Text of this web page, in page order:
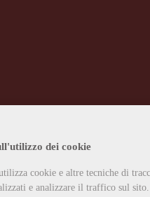
dei cookie
cookie e altre tecniche di
e analizzare il traffico sul sito.